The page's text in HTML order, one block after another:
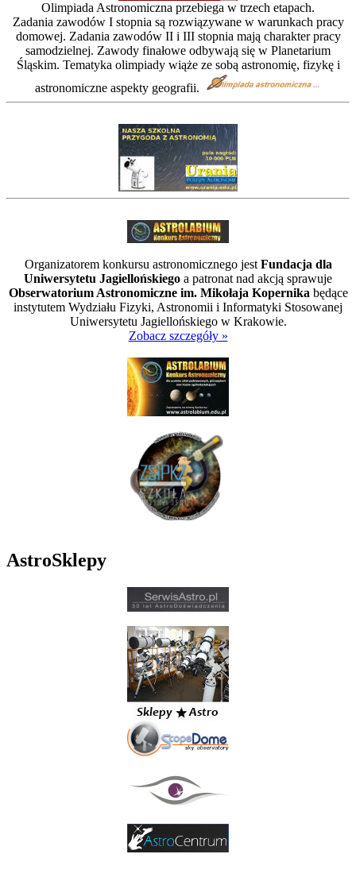
Olimpiada Astronomiczna przebiega w trzech etapach.
Zadania zawodów I stopnia są rozwiązywane w warunkach pracy
domowej. Zadania zawodów II i III stopnia mają charakter pracy
samodzielnej. Zawody finałowe odbywają się w Planetarium
Śląskim. Tematyka olimpiady wiąże ze sobą astronomię, fizykę i
astronomiczne aspekty geografii.
Organizatorem konkursu astronomicznego jestFundacja dla
Uniwersytetu Jagiellońskiego a patronat nad akcją sprawuje
Obserwatorium Astronomiczne im. Mikołaja Kopernikabędące
instytutem Wydziału Fizyki, Astronomii i Informatyki Stosowanej
Uniwersytetu Jagiellońskiego w Krakowie.
Zobacz szczegóły »
AstroSklepy